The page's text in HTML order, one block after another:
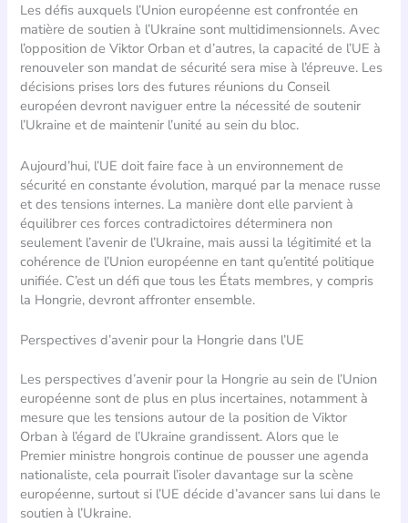
Les défis auxquels l’Union européenne est confrontée en
matière de soutien à l’Ukraine sont multidimensionnels. Avec
l’opposition de Viktor Orban et d’autres, la capacité de l’UE à
renouveler son mandat de sécurité sera mise à l’épreuve. Les
décisions prises lors des futures réunions du Conseil
européen devront naviguer entre la nécessité de soutenir
l’Ukraine et de maintenir l’unité au sein du bloc.
Aujourd’hui, l’UE doit faire face à un environnement de
sécurité en constante évolution, marqué par la menace russe
et des tensions internes. La manière dont elle parvient à
équilibrer ces forces contradictoires déterminera non
seulement l’avenir de l’Ukraine, mais aussi la légitimité et la
cohérence de l’Union européenne en tant qu’entité politique
unifiée. C’est un défi que tous les États membres, y compris
la Hongrie, devront affronter ensemble.
Perspectives d’avenir pour la Hongrie dans l’UE
Les perspectives d’avenir pour la Hongrie au sein de l’Union
européenne sont de plus en plus incertaines, notamment à
mesure que les tensions autour de la position de Viktor
Orban à l’égard de l’Ukraine grandissent. Alors que le
Premier ministre hongrois continue de pousser une agenda
nationaliste, cela pourrait l’isoler davantage sur la scène
européenne, surtout si l’UE décide d’avancer sans lui dans le
soutien à l’Ukraine.